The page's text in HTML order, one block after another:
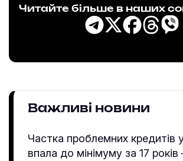
Читайте більше в наших
Важливі новини
Частка проблемних кредитів
впала до мінімуму за 17 років